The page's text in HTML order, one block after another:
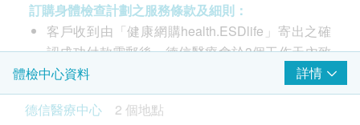
2 重點項目
X光 重點項目
腎、尿道、膀胱 X 光
幽門螺旋菌抗體
簡單及方便的檢查，檢測在血液中幽門螺旋桿菌抗體
HK$ 550.0
乳房超聲波 (雙邊）
一種安全、無痛的影像檢查，用於檢查乳房組織
HK$1,150.0
訂購身體檢查計劃之服務條款及細則：
客戶收到由「健康網購health.ESDlife」寄出之確
認成功付款電郵後，德信醫療會於3個工作天內致
電客人進行預約。
客戶必須於預約當天出示身份証及列印訂購確認信
以確認身份。
體檢中心資料
詳情
德信醫療中心
2 個地點